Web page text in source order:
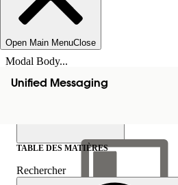
Open Main MenuClose
Modal Body...
Unified Messaging
TABLE DES MATIÈRES
Rechercher